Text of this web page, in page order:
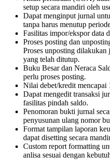
setup secara mandiri oleh
Dapat menginput jurnal
tanpa harus menutup
Fasilitas impor/ekspor data
Proses posting dan
Proses unposting
yang telah ditutup.
Buku Besar dan Neraca
perlu proses posting.
Nilai debet/kredit
Dapat mengedit transaksi
fasilitas pindah saldo.
Penomoran bukti jurnal
penyusunan ulang nomor
Format tampilan laporan
dapat disetting secara
Custom report formatting
anlisa sesuai dengan